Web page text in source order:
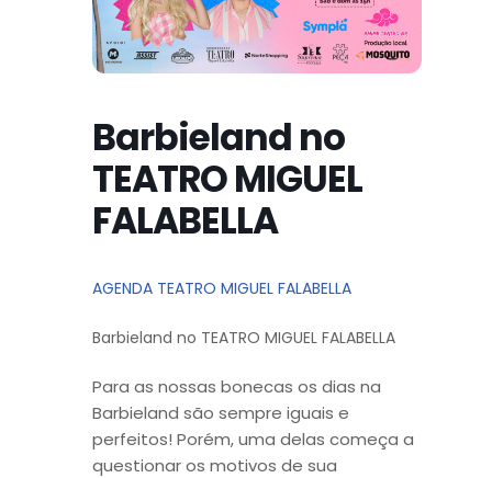
Barbieland no
TEATRO MIGUEL
FALABELLA
AGENDA TEATRO MIGUEL FALABELLA
Barbieland no TEATRO MIGUEL FALABELLA
Para as nossas bonecas os dias na
Barbieland são sempre iguais e
perfeitos! Porém, uma delas começa a
questionar os motivos de sua